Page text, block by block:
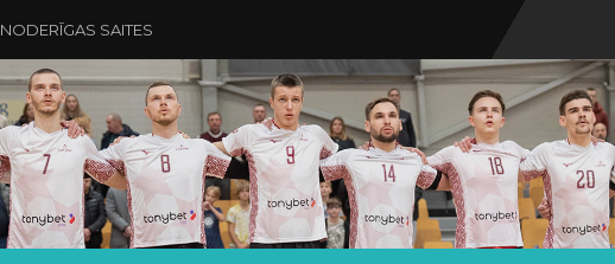
NODERĪGAS SAITES